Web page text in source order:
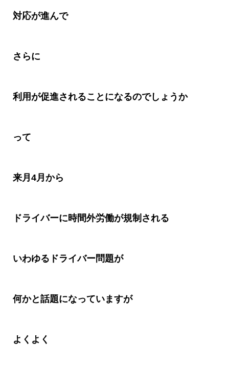
対応が進んで
さらに
利用が促進されることになるのでしょうか
って
来月4月から
ドライバーに時間外労働が規制される
いわゆるドライバー問題が
何かと話題になっていますが
よくよく